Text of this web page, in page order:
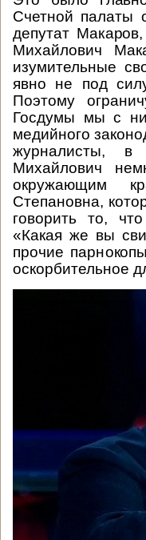
Счетной палаты
депутат
Михайлович
изумительные
явно не под
Поэтому
Госдумы мы с
медийного
журналисты,
Михайлович
окружающим
Степановна,
говорить то,
«Какая же вы
прочие
оскорбительное